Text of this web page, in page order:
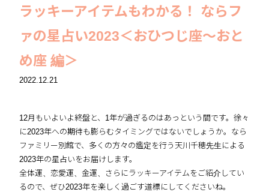
ラッキーアイテムもわかる！ ならフ
ァの星占い2023＜おひつじ座〜おと
め座 編＞
2022.12.21
12月もいよいよ終盤と、1年が過ぎるのはあっという間です。徐々
に2023年への期待も膨らむタイミングではないでしょうか。なら
ファミリー別館で、多くの方々の鑑定を行う天川千穂先生による
2023年の星占いをお届けします。
全体運、恋愛運、金運、さらにラッキーアイテムをご紹介してい
るので、ぜひ2023年を楽しく過ごす道標にしてくださいね。